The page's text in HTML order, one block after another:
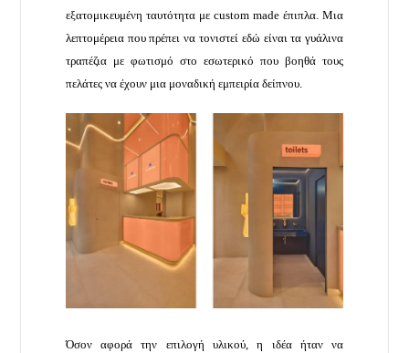
εξατομικευμένη ταυτότητα με custom made έπιπλα. Μια
λεπτομέρεια που πρέπει να τονιστεί εδώ είναι τα γυάλινα
τραπέζια με φωτισμό στο εσωτερικό που βοηθά τους
πελάτες να έχουν μια μοναδική εμπειρία δείπνου.
Όσον αφορά την επιλογή υλικού, η ιδέα ήταν να